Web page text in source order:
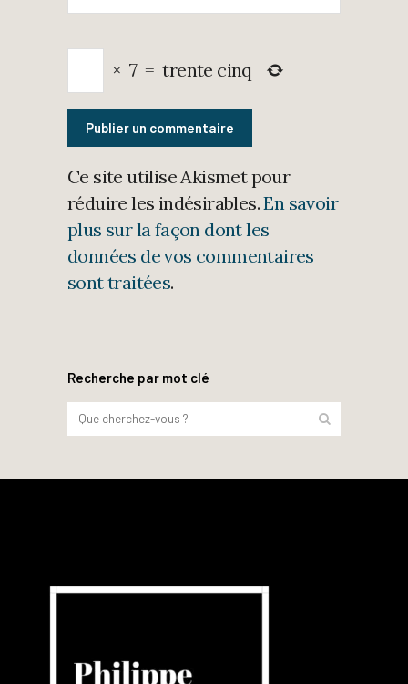
× 7 = trente cinq
Ce site utilise Akismet pour
réduire les indésirables.En savoir
plus sur la façon dont les
données de vos commentaires
sont traitées.
Recherche par mot clé